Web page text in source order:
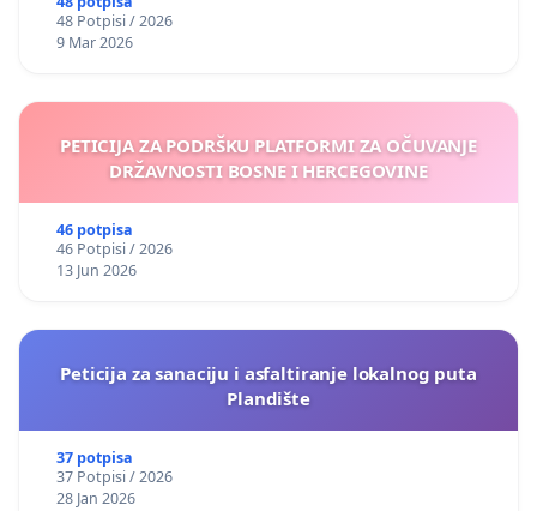
48 Potpisi / 2026
9 Mar 2026
PETICIJA ZA PODRŠKU PLATFORMI ZA OČUVANJE
DRŽAVNOSTI BOSNE I HERCEGOVINE
46 potpisa
46 Potpisi / 2026
13 Jun 2026
Peticija za sanaciju i asfaltiranje lokalnog puta
Plandište
37 potpisa
37 Potpisi / 2026
28 Jan 2026